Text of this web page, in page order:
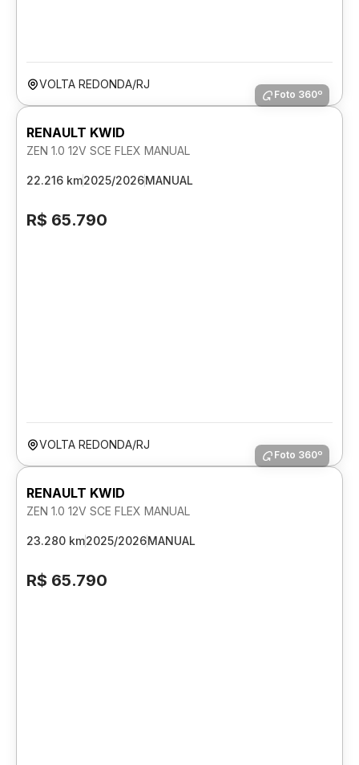
VOLTA REDONDA/RJ
Foto 360º
RENAULT KWID
ZEN 1.0 12V SCE FLEX MANUAL
22.216 km2025/2026MANUAL
R$ 65.790
VOLTA REDONDA/RJ
Foto 360º
RENAULT KWID
ZEN 1.0 12V SCE FLEX MANUAL
23.280 km2025/2026MANUAL
R$ 65.790